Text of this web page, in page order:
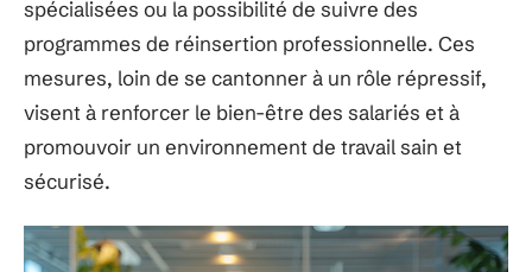
spécialisées ou la possibilité de suivre des
programmes de réinsertion professionnelle. Ces
mesures, loin de se cantonner à un rôle répressif,
visent à renforcer le bien-être des salariés et à
promouvoir un environnement de travail sain et
sécurisé.